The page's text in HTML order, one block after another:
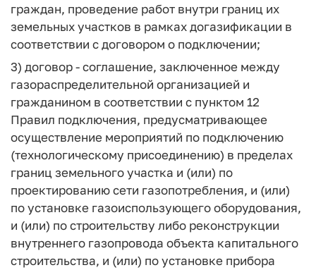
граждан, проведение работ внутри границ их
земельных участков в рамках догазификации в
соответствии с договором о подключении;
3) договор- соглашение, заключенное между
газораспределительной организацией и
гражданином в соответствии с пунктом 12
Правил подключения, предусматривающее
осуществление мероприятий по подключению
(технологическому присоединению) в пределах
границ земельного участка и (или) по
проектированию сети газопотребления, и (или)
по установке газоиспользующего оборудования,
и (или) по строительству либо реконструкции
внутреннего газопровода объекта капитального
строительства, и (или) по установке прибора